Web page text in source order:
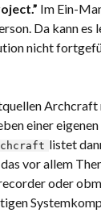
Im Ein-
Da kann es
nicht
Archcraft
einer
listet
vor allem
oder